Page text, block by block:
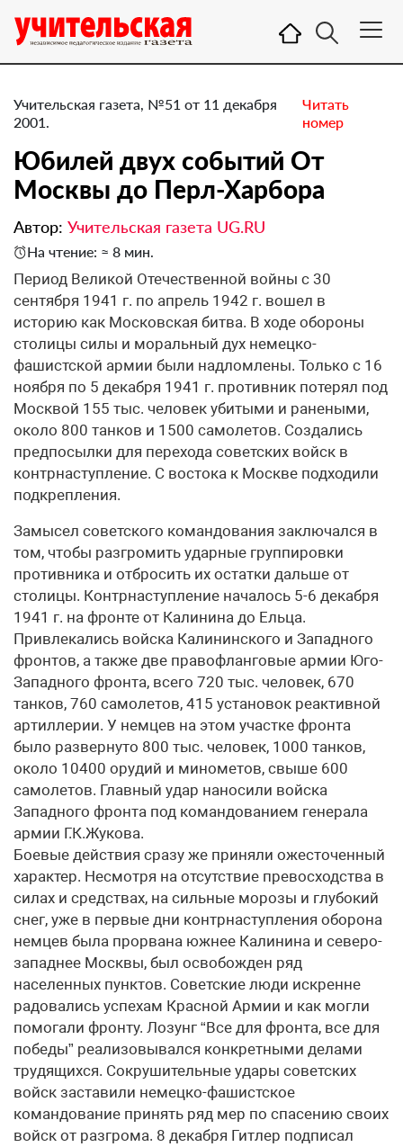
Учительская газета, №51 от 11 декабря
2001.
Читать
номер
Юбилей двух событий От
Москвы до Перл-Харбора
Автор: Учительская газета UG.RU
На чтение: ≈ 8 мин.
Период Великой Отечественной войны с 30
сентября 1941 г. по апрель 1942 г. вошел в
историю как Московская битва. В ходе обороны
столицы силы и моральный дух немецко-
фашистской армии были надломлены. Только с 16
ноября по 5 декабря 1941 г. противник потерял под
Москвой 155 тыс. человек убитыми и ранеными,
около 800 танков и 1500 самолетов. Создались
предпосылки для перехода советских войск в
контрнаступление. С востока к Москве подходили
подкрепления.
Замысел советского командования заключался в
том, чтобы разгромить ударные группировки
противника и отбросить их остатки дальше от
столицы. Контрнаступление началось 5-6 декабря
1941 г. на фронте от Калинина до Ельца.
Привлекались войска Калининского и Западного
фронтов, а также две правофланговые армии Юго-
Западного фронта, всего 720 тыс. человек, 670
танков, 760 самолетов, 415 установок реактивной
артиллерии. У немцев на этом участке фронта
было развернуто 800 тыс. человек, 1000 танков,
около 10400 орудий и минометов, свыше 600
самолетов. Главный удар наносили войска
Западного фронта под командованием генерала
армии Г.К.Жукова.
Боевые действия сразу же приняли ожесточенный
характер. Несмотря на отсутствие превосходства в
силах и средствах, на сильные морозы и глубокий
снег, уже в первые дни контрнаступления оборона
немцев была прорвана южнее Калинина и северо-
западнее Москвы, был освобожден ряд
населенных пунктов. Советские люди искренне
радовались успехам Красной Армии и как могли
помогали фронту. Лозунг “Все для фронта, все для
победы” реализовывался конкретными делами
трудящихся. Сокрушительные удары советских
войск заставили немецко-фашистское
командование принять ряд мер по спасению своих
войск от разгрома. 8 декабря Гитлер подписал